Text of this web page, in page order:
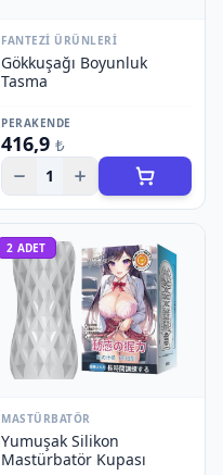
FANTEZI ÜRÜNLERI
Gökkuşağı Boyunluk
Tasma
PERAKENDE
416,9 ₺
1
2 ADET
MASTÜRBATÖR
Yumuşak Silikon
Mastürbatör Kupası